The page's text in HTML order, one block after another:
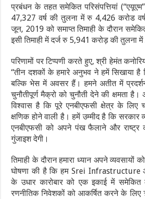
प्रबंधन के तहत समेकित परिसंपत्तियां
47,327 वर्ष की तुलना में रु 4,426 करोड
जून, 2019 को समाप्त तिमाही के दौरान
इसी तिमाही में दर्ज रु 5,941 करोड़ की तुलना
परिणामों पर टिप्पणी करते हुए, श्री हेमंत
“तीन दशकों के हमारे अनुभव ने हमें सिखाया है
बल्कि भेस में अवसर हैं। हमने अतीत में
चुनौतीपूर्ण मैक्रो को चुनौती देने की क्षमता
विश्वास है कि पूरे एनबीएफसी क्षेत्र के लिए
क्षणिक होने वाली है। हमें उम्मीद है कि सरकार
एनबीएफसी को अपने पंख फैलाने और राष्ट्र
गुंजाइश देगी।
तिमाही के दौरान हमारा ध्यान अपने
घोषणा की है कि हम Srei
के उधार कारोबार को एक इकाई में समेकित
रणनीतिक निवेशकों को आकर्षित करने के